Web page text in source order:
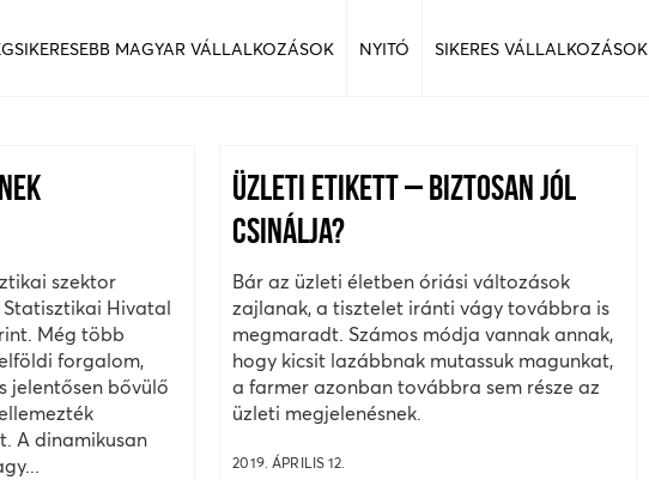
MAGYAR VÁLLALKOZÁSOK NYITÓ SIKERES VÁLLALKOZÁSOK
szektor
Hivatal
Még több
forgalom,
jelentősen bővülő
A dinamikusan
ÜZLETI ETIKETT – BIZTOSAN JÓL
CSINÁLJA?
Bár az üzleti életben óriási változások
zajlanak, a tisztelet iránti vágy továbbra is
megmaradt. Számos módja vannak annak,
hogy kicsit lazábbnak mutassuk magunkat,
a farmer azonban továbbra sem része az
üzleti megjelenésnek.
2019. ÁPRILIS 12.